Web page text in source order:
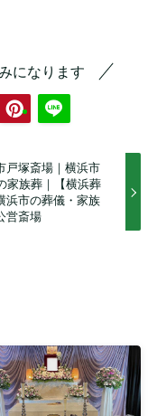
になります
戸塚斎場｜横浜市
家族葬｜【横浜葬
浜市の葬儀・家族
営斎場